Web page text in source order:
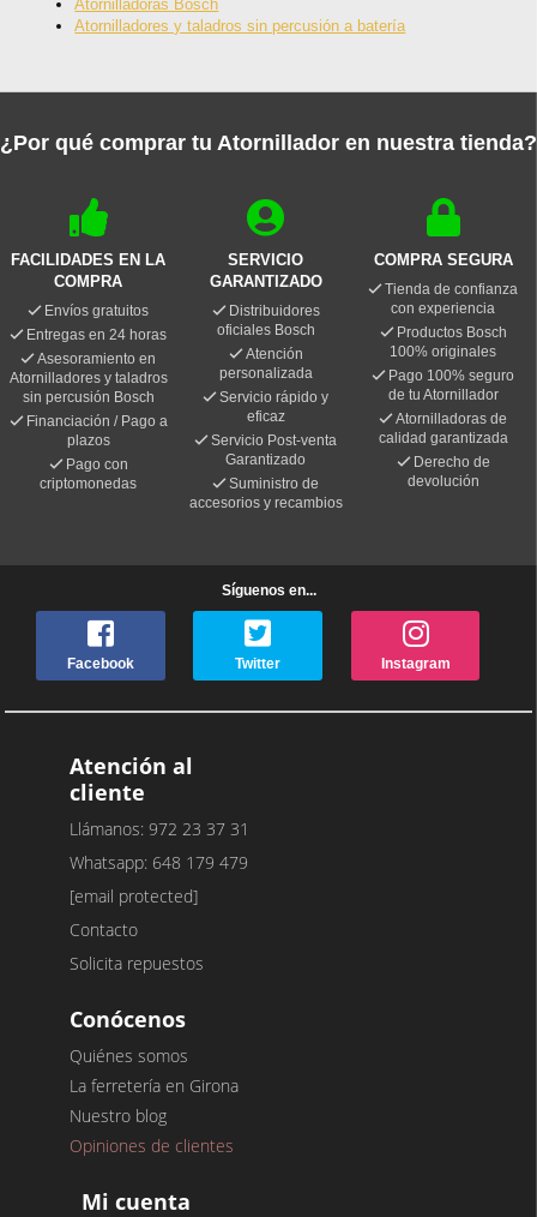
Atornilladoras Bosch
Atornilladores y taladros sin percusión a batería
¿Por qué comprar tu Atornillador en nuestra tienda?
FACILIDADES EN LA
COMPRA
Envíos gratuitos
Entregas en 24 horas
Asesoramiento en
Atornilladores y taladros
sin percusión Bosch
Financiación / Pago a
plazos
Pago con
criptomonedas
SERVICIO
GARANTIZADO
Distribuidores
oficiales Bosch
Atención
personalizada
Servicio rápido y
eficaz
Servicio Post-venta
Garantizado
Suministro de
accesorios y recambios
COMPRA SEGURA
Tienda de confianza
con experiencia
Productos Bosch
100% originales
Pago 100% seguro
de tu Atornillador
Atornilladoras de
calidad garantizada
Derecho de
devolución
Síguenos en...
Facebook Twitter Instagram
Atención al
cliente
Llámanos: 972 23 37 31
Whatsapp: 648 179 479
[email protected]
Contacto
Solicita repuestos
Conócenos
Quiénes somos
La ferretería en Girona
Nuestro blog
Opiniones de clientes
Mi cuenta